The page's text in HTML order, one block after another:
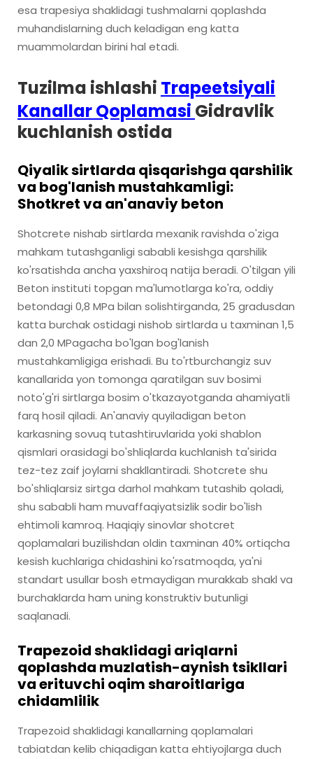
esa trapesiya shaklidagi tushmalarni qoplashda
muhandislarning duch keladigan eng katta
muammolardan birini hal etadi.
Tuzilma ishlashi Trapeetsiyali
Kanallar Qoplamasi Gidravlik
kuchlanish ostida
Qiyalik sirtlarda qisqarishga qarshilik
va bog'lanish mustahkamligi:
Shotkret va an'anaviy beton
Shotcrete nishab sirtlarda mexanik ravishda o'ziga
mahkam tutashganligi sababli kesishga qarshilik
ko'rsatishda ancha yaxshiroq natija beradi. O'tilgan yili
Beton instituti topgan ma'lumotlarga ko'ra, oddiy
betondagi 0,8 MPa bilan solishtirganda, 25 gradusdan
katta burchak ostidagi nishob sirtlarda u taxminan 1,5
dan 2,0 MPagacha bo'lgan bog'lanish
mustahkamligiga erishadi. Bu to'rtburchangiz suv
kanallarida yon tomonga qaratilgan suv bosimi
noto'g'ri sirtlarga bosim o'tkazayotganda ahamiyatli
farq hosil qiladi. An'anaviy quyiladigan beton
karkasning sovuq tutashtiruvlarida yoki shablon
qismlari orasidagi bo'shliqlarda kuchlanish ta'sirida
tez-tez zaif joylarni shakllantiradi. Shotcrete shu
bo'shliqlarsiz sirtga darhol mahkam tutashib qoladi,
shu sababli ham muvaffaqiyatsizlik sodir bo'lish
ehtimoli kamroq. Haqiqiy sinovlar shotcret
qoplamalari buzilishdan oldin taxminan 40% ortiqcha
kesish kuchlariga chidashini ko'rsatmoqda, ya'ni
standart usullar bosh etmaydigan murakkab shakl va
burchaklarda ham uning konstruktiv butunligi
saqlanadi.
Trapezoid shaklidagi ariqlarni
qoplashda muzlatish-aynish tsikllari
va erituvchi oqim sharoitlariga
chidamlilik
Trapezoid shaklidagi kanallarning qoplamalari
tabiatdan kelib chiqadigan katta ehtiyojlarga duch